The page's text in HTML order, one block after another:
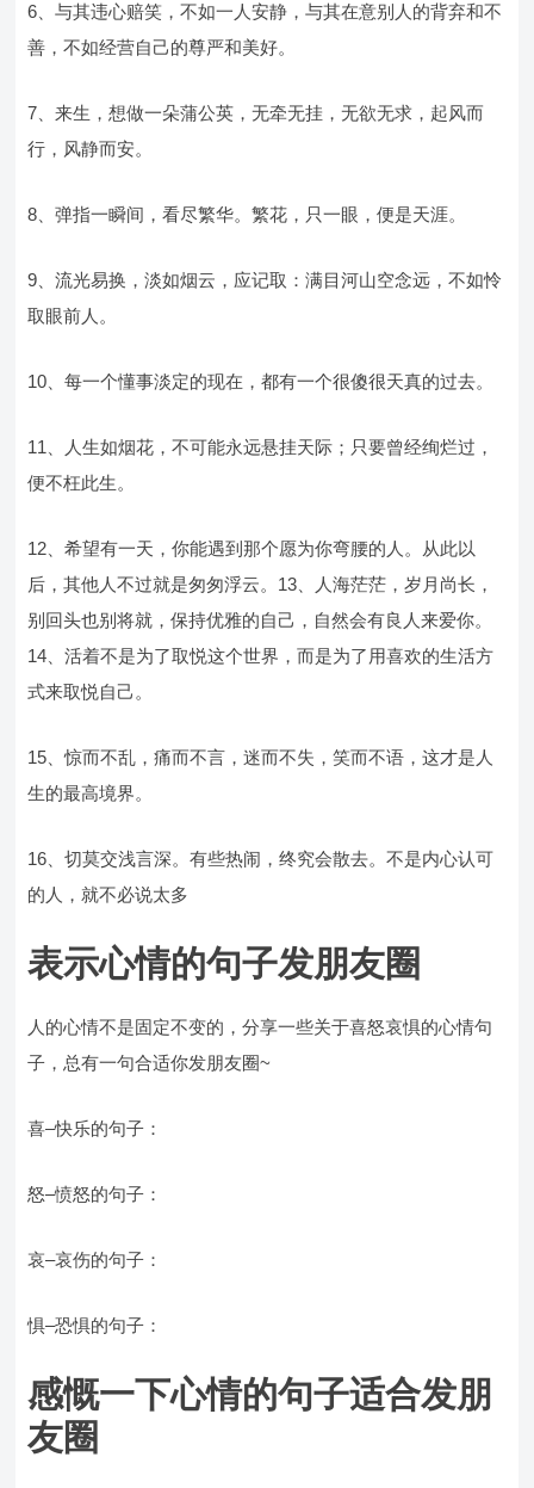
6、与其违心赔笑，不如一人安静，与其在意别人的背弃和不
善，不如经营自己的尊严和美好。
7、来生，想做一朵蒲公英，无牵无挂，无欲无求，起风而
行，风静而安。
8、弹指一瞬间，看尽繁华。繁花，只一眼，便是天涯。
9、流光易换，淡如烟云，应记取：满目河山空念远，不如怜
取眼前人。
10、每一个懂事淡定的现在，都有一个很傻很天真的过去。
11、人生如烟花，不可能永远悬挂天际；只要曾经绚烂过，
便不枉此生。
12、希望有一天，你能遇到那个愿为你弯腰的人。从此以
后，其他人不过就是匆匆浮云。13、人海茫茫，岁月尚长，
别回头也别将就，保持优雅的自己，自然会有良人来爱你。
14、活着不是为了取悦这个世界，而是为了用喜欢的生活方
式来取悦自己。
15、惊而不乱，痛而不言，迷而不失，笑而不语，这才是人
生的最高境界。
16、切莫交浅言深。有些热闹，终究会散去。不是内心认可
的人，就不必说太多
表示心情的句子发朋友圈
人的心情不是固定不变的，分享一些关于喜怒哀惧的心情句
子，总有一句合适你发朋友圈~
喜–快乐的句子：
怒–愤怒的句子：
哀–哀伤的句子：
惧–恐惧的句子：
感慨一下心情的句子适合发朋
友圈